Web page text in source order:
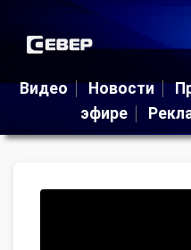
Видео Новости
эфире